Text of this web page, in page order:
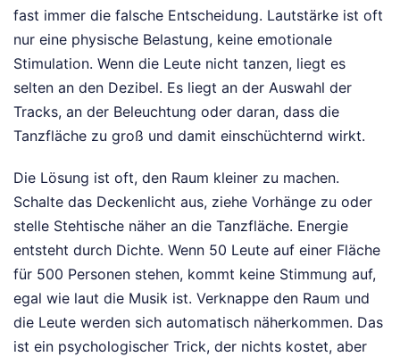
fast immer die falsche Entscheidung. Lautstärke ist oft
nur eine physische Belastung, keine emotionale
Stimulation. Wenn die Leute nicht tanzen, liegt es
selten an den Dezibel. Es liegt an der Auswahl der
Tracks, an der Beleuchtung oder daran, dass die
Tanzfläche zu groß und damit einschüchternd wirkt.
Die Lösung ist oft, den Raum kleiner zu machen.
Schalte das Deckenlicht aus, ziehe Vorhänge zu oder
stelle Stehtische näher an die Tanzfläche. Energie
entsteht durch Dichte. Wenn 50 Leute auf einer Fläche
für 500 Personen stehen, kommt keine Stimmung auf,
egal wie laut die Musik ist. Verknappe den Raum und
die Leute werden sich automatisch näherkommen. Das
ist ein psychologischer Trick, der nichts kostet, aber